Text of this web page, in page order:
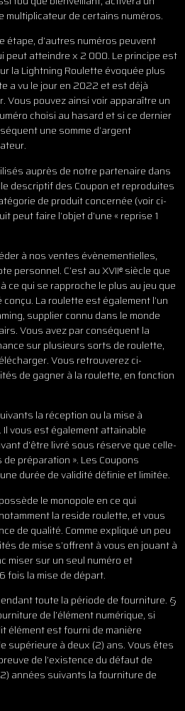
multiplicateur de certains numéros.
étape, d’autres numéros peuvent
peut atteindre x 2 000. Le principe est
la Lightning Roulette évoquée plus
a vu le jour en 2022 et est déjà
Vous pouvez ainsi voir apparaître un
choisi au hasard et si ce dernier
une somme d’argent
auprès de notre partenaire dans
descriptif des Coupon et reproduites
de produit concernée (voir ci-
peut faire l’objet d’une « reprise 1
à nos ventes évènementielles,
personnel. C’est au XVIIᵉ siècle que
ce qui se rapproche le plus au jeu que
conçu. La roulette est également l’un
supplier connu dans le monde
Vous avez par conséquent la
sur plusieurs sorts de roulette,
Vous retrouverez ci-
de gagner à la roulette, en fonction
la réception ou la mise à
vous est également attainable
d’être livré sous réserve que celle-
préparation ». Les Coupons
durée de validité définie et limitée.
le monopole en ce qui
la reside roulette, et vous
de qualité. Comme expliqué un peu
de mise s’offrent à vous en jouant à
miser sur un seul numéro et
fois la mise de départ.
toute la période de fourniture. §
de l’élément numérique, si
élément est fourni de manière
supérieure à deux (2) ans. Vous êtes
de l’existence du défaut de
années suivants la fourniture de